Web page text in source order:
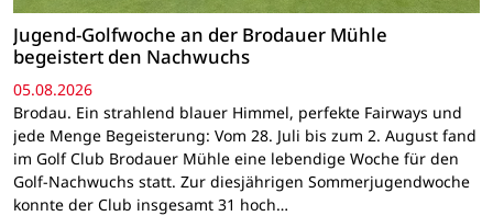
Jugend-Golfwoche an der Brodauer Mühle
begeistert den Nachwuchs
05.08.2026
Brodau. Ein strahlend blauer Himmel, perfekte Fairways und
jede Menge Begeisterung: Vom 28. Juli bis zum 2. August fand
im Golf Club Brodauer Mühle eine lebendige Woche für den
Golf-Nachwuchs statt. Zur diesjährigen Sommerjugendwoche
konnte der Club insgesamt 31 hoch…